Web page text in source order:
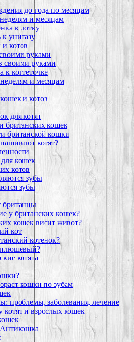
до года по месяцам
и месяцам
к лотку
к унитазу
котов
руками
своими руками
к когтеточке
и месяцам
и котов
для котят
британских кошек
британской кошки
котят?
кошек
котов
зубы
зубы
британцы
у британских кошек?
кошек висит живот?
кот
котенок?
котята
кошки по зубам
проблемы, заболевания, лечение
котят и взрослых кошек